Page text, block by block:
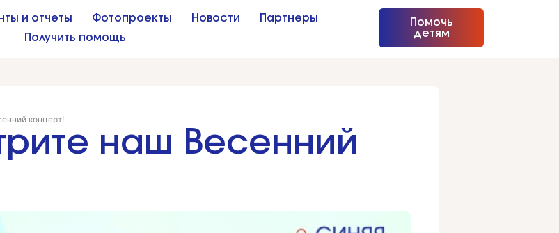
и отчеты Фотопроекты Новости
Партнеры
Получить помощь
Помочь
детям
концерт!
наш Весенний